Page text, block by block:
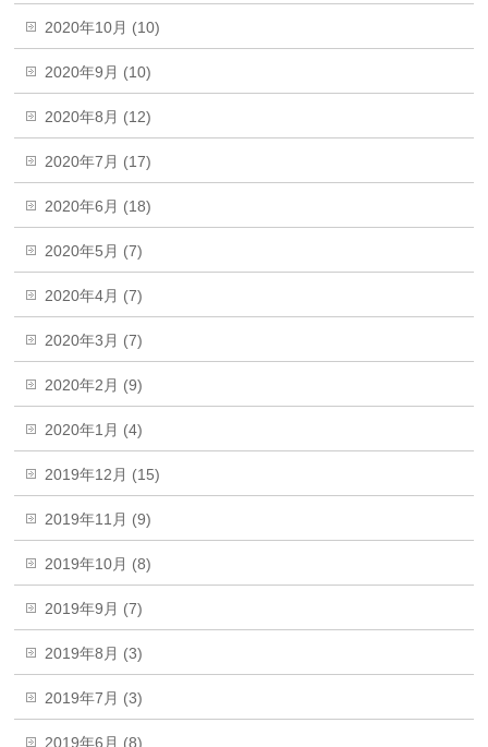
2020年10月 (10)
2020年9月 (10)
2020年8月 (12)
2020年7月 (17)
2020年6月 (18)
2020年5月 (7)
2020年4月 (7)
2020年3月 (7)
2020年2月 (9)
2020年1月 (4)
2019年12月 (15)
2019年11月 (9)
2019年10月 (8)
2019年9月 (7)
2019年8月 (3)
2019年7月 (3)
2019年6月 (8)